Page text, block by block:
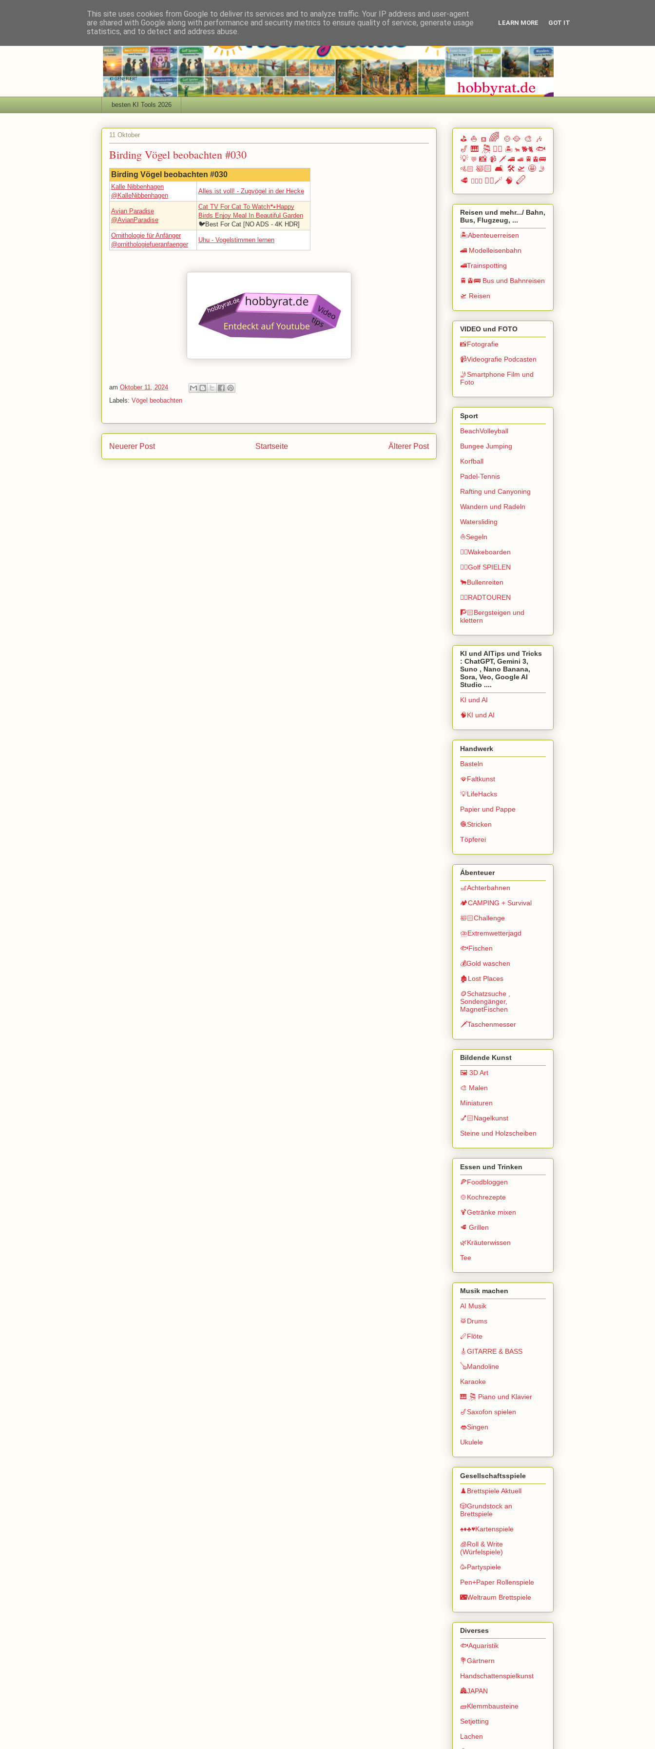
besten KI Tools 2026
11 Oktober
Birding Vögel beobachten #030
Birding Vögel beobachten #030
Kalle Nibbenhagen
@KalleNibbenhagen
Alles ist voll! - Zugvögel in der Hecke
Avian Paradise
@AvianParadise
Cat TV For Cat To Watch🐾Happy
Birds Enjoy Meal In Beautiful Garden
🐦Best For Cat [NO ADS - 4K HDR]
Ornithologie für Anfänger
@ornithologiefueranfaenger
Uhu - Vogelstimmen lernen
am Oktober 11, 2024
Labels: Vögel beobachten
Neuerer Post Älterer Post
Startseite
⛳ ⛵ ⛾ 🌈 🍲🥘 🎨 🎶
🎷 🎹 🎘 🏄🏽 🏝️ 🐂 🐕🐈 🐟
💡 💬 📸 📹 🗡️ 🚄 🚅 🚆🚊🚌
🚵🏻 🛀🏻 🛋️ 🛠️ 🛫 🤩 🤳
🥩 🧗🏻‍♀️ 🧙‍♂️🪄 🧠 🪈
Reisen und mehr.../ Bahn,
Bus, Flugzeug, ...
🏝️Abenteuerreisen
🚄 Modelleisenbahn
🚅Trainspotting
🚆🚊🚌 Bus und Bahnreisen
🛫 Reisen
VIDEO und FOTO
📸Fotografie
📹Videografie Podcasten
🤳Smartphone Film und
Foto
Sport
BeachVolleyball
Bungee Jumping
Korfball
Padel-Tennis
Rafting und Canyoning
Wandern und Radeln
Watersliding
⛵Segeln
🏄🏽Wakeboarden
🏌️‍♂️Golf SPIELEN
🐂Bullenreiten
🚴‍♂️RADTOUREN
🧗🏻Bergsteigen und
klettern
KI und AITips und Tricks
: ChatGPT, Gemini 3,
Suno , Nano Banana,
Sora, Veo, Google AI
Studio ....
KI und AI
🧠KI und AI
Handwerk
Basteln
🪭Faltkunst
💡LifeHacks
Papier und Pappe
🧶Stricken
Töpferei
Ábenteuer
🎢Achterbahnen
🏕️CAMPING + Survival
🛀🏻Challenge
⛈️Extremwetterjagd
🐟Fischen
💰Gold waschen
🏚️Lost Places
🪙Schatzsuche ,
Sondengänger,
MagnetFischen
🗡️Taschenmesser
Bildende Kunst
🖼️ 3D Art
🎨 Malen
Miniaturen
💅🏻Nagelkunst
Steine und Holzscheiben
Essen und Trinken
🍕Foodbloggen
🍲Kochrezepte
🍹Getränke mixen
🥩 Grillen
🌿Kräuterwissen
Tee
Musik machen
AI Musik
🥁Drums
🪈Flöte
🎸GITARRE & BASS
🪕Mandoline
Karaoke
🎹 🎘 Piano und Klavier
🎷Saxofon spielen
👄Singen
Ukulele
Gesellschaftsspiele
♟️Brettspiele Aktuell
🎲Grundstock an
Brettspiele
♠️♦️♣️♥️Kartenspiele
🧊Roll & Write
(Würfelspiele)
🥳Partyspiele
Pen+Paper Rollenspiele
🌃Weltraum Brettspiele
Diverses
🐟Aquaristik
💐Gärtnern
Handschattenspielkunst
🏯JAPAN
🧱Klemmbausteine
Setjetting
Lachen
This site uses cookies from Google to deliver its services and to analyze traffic. Your IP address and user-agent
are shared with Google along with performance and security metrics to ensure quality of service, generate usage
statistics, and to detect and address abuse.
LEARN MORE GOT IT